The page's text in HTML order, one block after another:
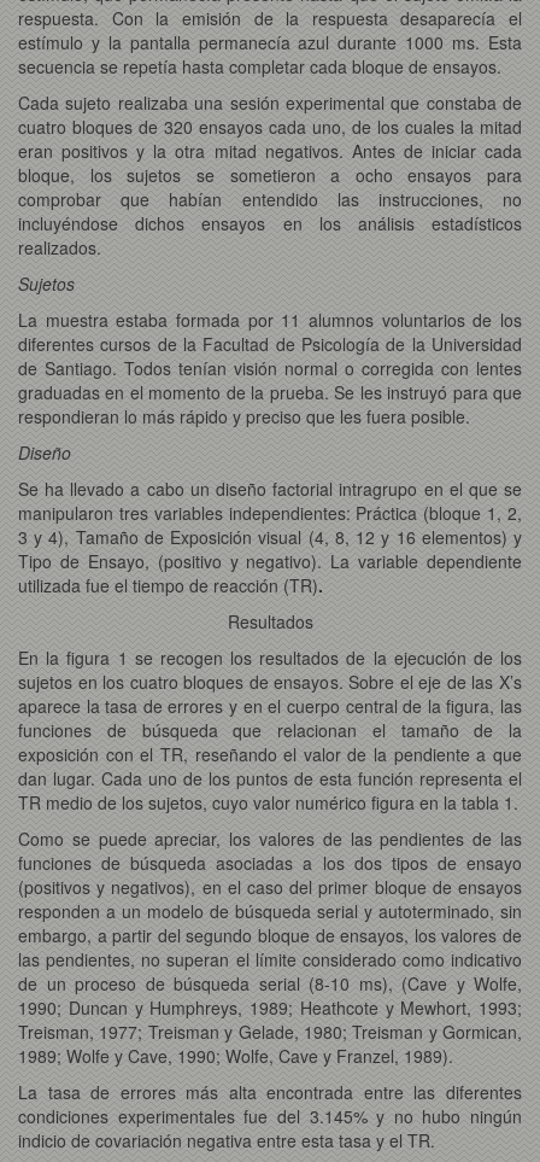
respuesta. Con la emisión de la respuesta desaparecía el
estímulo y la pantalla permanecía azul durante 1000 ms. Esta
secuencia se repetía hasta completar cada bloque de ensayos.
Cada sujeto realizaba una sesión experimental que constaba de
cuatro bloques de 320 ensayos cada uno, de los cuales la mitad
eran positivos y la otra mitad negativos. Antes de iniciar cada
bloque, los sujetos se sometieron a ocho ensayos para
comprobar que habían entendido las instrucciones, no
incluyéndose dichos ensayos en los análisis estadísticos
realizados.
Sujetos
La muestra estaba formada por 11 alumnos voluntarios de los
diferentes cursos de la Facultad de Psicología de la Universidad
de Santiago. Todos tenían visión normal o corregida con lentes
graduadas en el momento de la prueba. Se les instruyó para que
respondieran lo más rápido y preciso que les fuera posible.
Diseño
Se ha llevado a cabo un diseño factorial intragrupo en el que se
manipularon tres variables independientes: Práctica (bloque 1, 2,
3 y 4), Tamaño de Exposición visual (4, 8, 12 y 16 elementos) y
Tipo de Ensayo, (positivo y negativo). La variable dependiente
utilizada fue el tiempo de reacción (TR).
Resultados
En la figura 1 se recogen los resultados de la ejecución de los
sujetos en los cuatro bloques de ensayos. Sobre el eje de las X’s
aparece la tasa de errores y en el cuerpo central de la figura, las
funciones de búsqueda que relacionan el tamaño de la
exposición con el TR, reseñando el valor de la pendiente a que
dan lugar. Cada uno de los puntos de esta función representa el
TR medio de los sujetos, cuyo valor numérico figura en la tabla 1.
Como se puede apreciar, los valores de las pendientes de las
funciones de búsqueda asociadas a los dos tipos de ensayo
(positivos y negativos), en el caso del primer bloque de ensayos
responden a un modelo de búsqueda serial y autoterminado, sin
embargo, a partir del segundo bloque de ensayos, los valores de
las pendientes, no superan el límite considerado como indicativo
de un proceso de búsqueda serial (8-10 ms), (Cave y Wolfe,
1990; Duncan y Humphreys, 1989; Heathcote y Mewhort, 1993;
Treisman, 1977; Treisman y Gelade, 1980; Treisman y Gormican,
1989; Wolfe y Cave, 1990; Wolfe, Cave y Franzel, 1989).
La tasa de errores más alta encontrada entre las diferentes
condiciones experimentales fue del 3.145% y no hubo ningún
indicio de covariación negativa entre esta tasa y el TR.